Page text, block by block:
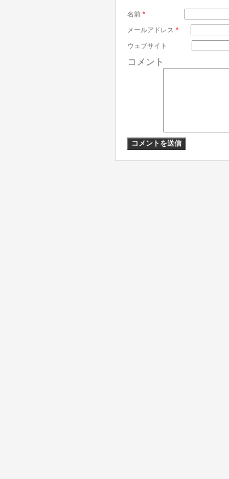
名前 *
メールアドレス *
ウェブサイト
コメント